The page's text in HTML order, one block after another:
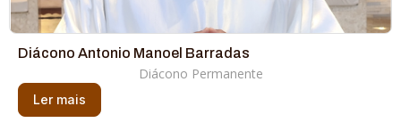
Diácono Antonio Manoel Barradas
Diácono Permanente
Ler mais